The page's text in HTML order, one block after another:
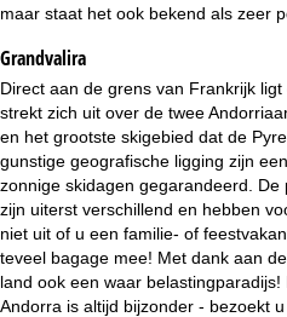
maar staat het ook bekend als zeer
Grandvalira
Direct aan de grens van Frankrijk
strekt zich uit over de twee
en het grootste skigebied dat de
gunstige geografische ligging zijn
zonnige skidagen gegarandeerd.
zijn uiterst verschillend en hebben
niet uit of u een familie- of
teveel bagage mee! Met dank aan
land ook een waar
Andorra is altijd bijzonder - bezoekt